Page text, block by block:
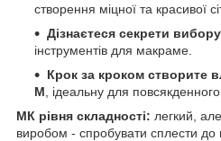
створення міцної та красивої
Дізнаєтеся секрети
інструментів для макраме.
Крок за кроком створите
M , ідеальну для
МК рівня складності: легкий,
виробом - спробувати сплести до